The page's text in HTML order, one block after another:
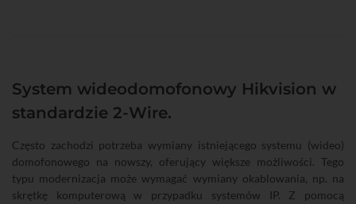
System wideodomofonowy Hikvision w
standardzie 2-Wire.
Często zachodzi potrzeba wymiany istniejącego systemu (wideo)
domofonowego na nowszy, oferujący większe możliwości. Tego
typu modernizacja może wymagać wymiany okablowania, np. na
skrętkę komputerową w przypadku systemów IP. Z pomocą